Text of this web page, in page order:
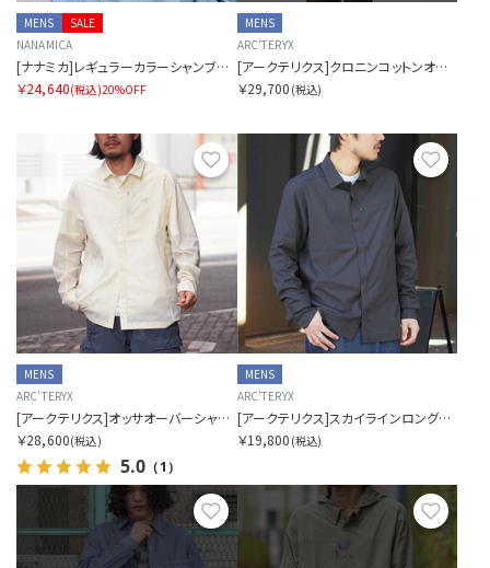
SALE
MENS
NANAMICA
[ナナミカ]レギュラーカラーシャンブレーシャツ
￥24,640(税込)20%OFF
MENS
ARC'TERYX
[アークテリクス]クロニンコットンオーバーシャツ メンズ
￥29,700 (税込)
お気に入り
MENS
ARC'TERYX
[アークテリクス]オッサオーバーシャツ メンズ
￥28,600(税込)
5.0 （1）
MENS
ARC'TERYX
[アークテリクス]スカイラインロングスリーブシャツ メンズ
￥19,800 (税込)
お気に入り お気